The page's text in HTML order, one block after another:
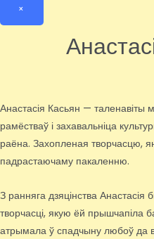
×
Анастасія Касьян — таленавіты
рамёстваў і захавальніца
раёна. Захопленая творчасцю,
падрастаючаму пакаленню.
З ранняга дзяцінства
творчасці, якую ёй прышчапіла
атрымала ў спадчыну любоў